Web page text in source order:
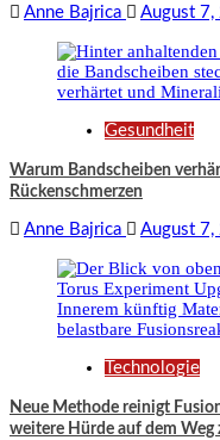
Anne Bajrica August 7,
Gesundheit
Warum Bandscheiben
Rückenschmerzen
Anne Bajrica August 7,
Technologie
Neue Methode reinigt
weitere Hürde auf dem Weg